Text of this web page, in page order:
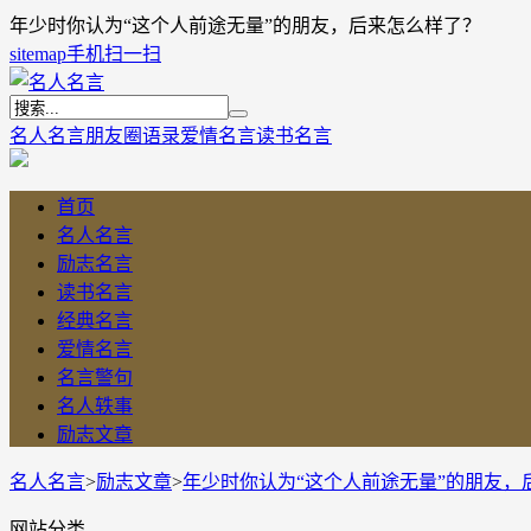
年少时你认为“这个人前途无量”的朋友，后来怎么样了？
sitemap手机扫一扫
名人名言朋友圈语录爱情名言读书名言
首页
名人名言
励志名言
读书名言
经典名言
爱情名言
名言警句
名人轶事
励志文章
名人名言>励志文章>年少时你认为“这个人前途无量”的朋友，